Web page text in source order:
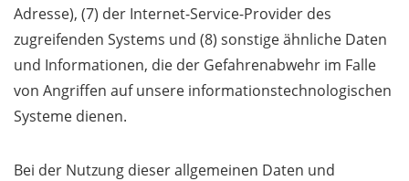
Adresse), (7) der Internet-Service-Provider des
zugreifenden Systems und (8) sonstige ähnliche Daten
und Informationen, die der Gefahrenabwehr im Falle
von Angriffen auf unsere informationstechnologischen
Systeme dienen.
Bei der Nutzung dieser allgemeinen Daten und